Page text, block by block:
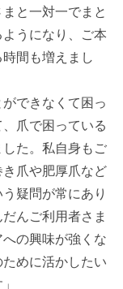
と一対一でまと
うになり、ご本
間も増えまし
できなくて困っ
爪で困っている
た。私自身もご
爪や肥厚爪など
疑問が常にあり
んご利用者さま
の興味が強くな
めに活かしたい